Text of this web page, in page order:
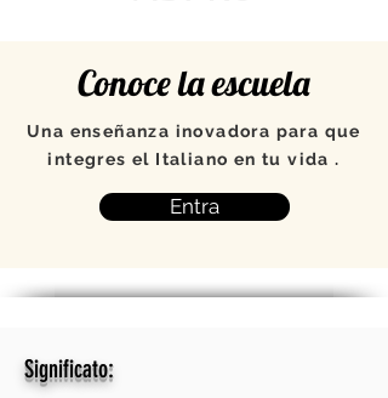
Conoce la escuela
Una enseñanza inovadora para que
integres el Italiano en tu vida .
Entra
Significato: